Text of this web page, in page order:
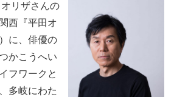
リザさんの
西『平田オ
に、俳優の
かこうへい
フワークと
多岐にわた